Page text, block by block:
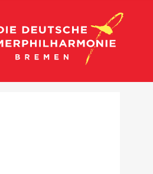
Zu den Streichern